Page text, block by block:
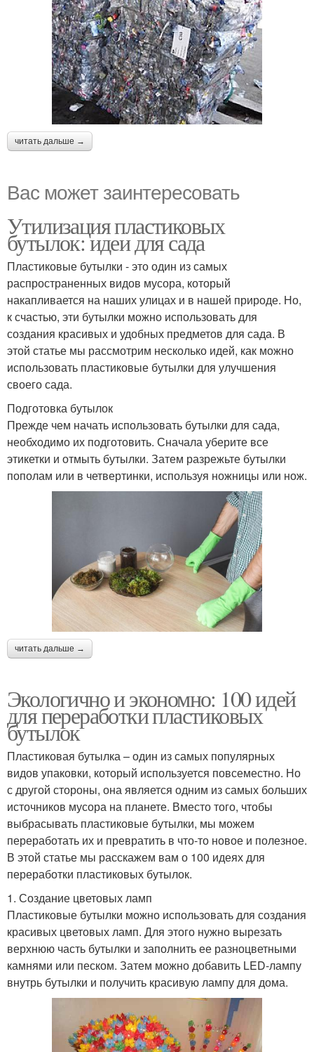
читать дальше →
Вас может заинтересовать
Утилизация пластиковых
бутылок: идеи для сада
Пластиковые бутылки - это один из самых
распространенных видов мусора, который
накапливается на наших улицах и в нашей природе. Но,
к счастью, эти бутылки можно использовать для
создания красивых и удобных предметов для сада. В
этой статье мы рассмотрим несколько идей, как можно
использовать пластиковые бутылки для улучшения
своего сада.
Подготовка бутылок
Прежде чем начать использовать бутылки для сада,
необходимо их подготовить. Сначала уберите все
этикетки и отмыть бутылки. Затем разрежьте бутылки
пополам или в четвертинки, используя ножницы или нож.
читать дальше →
Экологично и экономно: 100 идей
для переработки пластиковых
бутылок
Пластиковая бутылка – один из самых популярных
видов упаковки, который используется повсеместно. Но
с другой стороны, она является одним из самых больших
источников мусора на планете. Вместо того, чтобы
выбрасывать пластиковые бутылки, мы можем
переработать их и превратить в что-то новое и полезное.
В этой статье мы расскажем вам о 100 идеях для
переработки пластиковых бутылок.
1. Создание цветовых ламп
Пластиковые бутылки можно использовать для создания
красивых цветовых ламп. Для этого нужно вырезать
верхнюю часть бутылки и заполнить ее разноцветными
камнями или песком. Затем можно добавить LED-лампу
внутрь бутылки и получить красивую лампу для дома.